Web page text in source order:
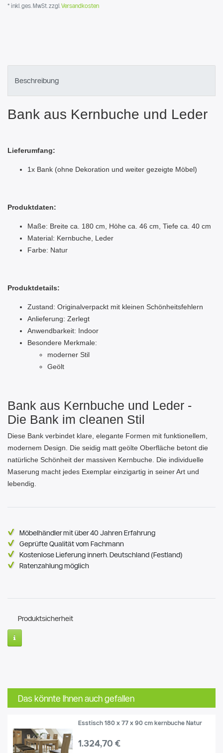
* inkl. ges. MwSt. zzgl. Versandkosten
Beschreibung
Bank aus Kernbuche und Leder
Lieferumfang:
1x Bank (ohne Dekoration und weiter gezeigte Möbel)
Produktdaten:
Maße: Breite ca. 180 cm, Höhe ca. 46 cm, Tiefe ca. 40 cm
Material: Kernbuche, Leder
Farbe: Natur
Produktdetails:
Zustand: Originalverpackt mit kleinen Schönheitsfehlern
Anlieferung: Zerlegt
Anwendbarkeit: Indoor
Besondere Merkmale:
moderner Stil
Geölt
Bank aus Kernbuche und Leder -
Die Bank im cleanen Stil
Diese Bank verbindet klare, elegante Formen mit funktionellem,
modernem Design. Die seidig matt geölte Oberfläche betont die
natürliche Schönheit der massiven Kernbuche. Die individuelle
Maserung macht jedes Exemplar einzigartig in seiner Art und
lebendig.
Möbelhändler mit über 40 Jahren Erfahrung
Geprüfte Qualität vom Fachmann
Kostenlose Lieferung innerh. Deutschland (Festland)
Ratenzahlung möglich
Produktsicherheit
Das könnte Ihnen auch gefallen
Esstisch 180 x 77 x 90 cm kernbuche Natur
1.324,70 €